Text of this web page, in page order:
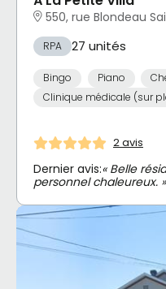
550, rue Blondeau
RPA 27 unités
Bingo Piano
Clinique médicale (sur
2 avis
Dernier avis:« Belle
personnel chaleureux. »